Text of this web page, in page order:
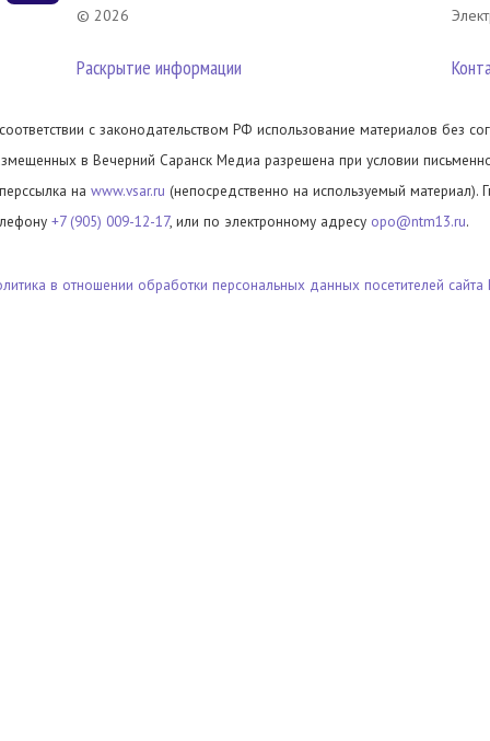
© 2026
Раскрытие информации
с законодательством РФ использование материалов без
в Вечерний Саранск Медиа разрешена при условии
на www.vsar.ru (непосредственно на используемый материал).
+7 (905) 009-12-17, или по электронному адресу opo@ntm13.ru.
в отношении обработки персональных данных посетителей